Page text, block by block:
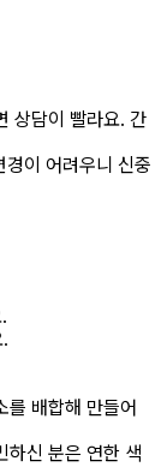
상담이 빨라요. 간
경이 어려우니 신중
를 배합해 만들어
하신 분은 연한 색